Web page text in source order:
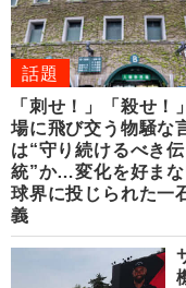
話題
「刺せ！」「殺せ！
場に飛び交う物騒な
は“守り続けるべき伝
統”か…変化を好ま
球界に投じられた一
義